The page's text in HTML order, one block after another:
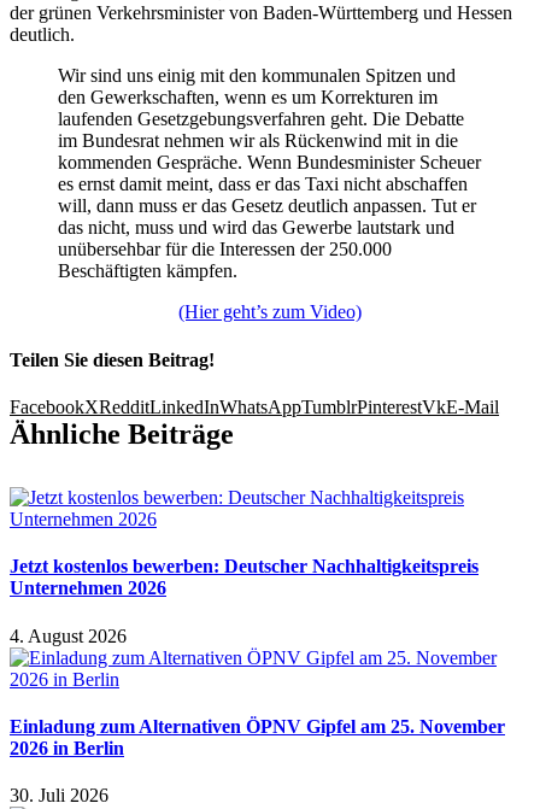
der grünen Verkehrsminister von Baden-Württemberg und Hessen
deutlich.
Wir sind uns einig mit den kommunalen Spitzen und
den Gewerkschaften, wenn es um Korrekturen im
laufenden Gesetzgebungsverfahren geht. Die Debatte
im Bundesrat nehmen wir als Rückenwind mit in die
kommenden Gespräche. Wenn Bundesminister Scheuer
es ernst damit meint, dass er das Taxi nicht abschaffen
will, dann muss er das Gesetz deutlich anpassen. Tut er
das nicht, muss und wird das Gewerbe lautstark und
unübersehbar für die Interessen der 250.000
Beschäftigten kämpfen.
(Hier geht’s zum Video)
Teilen Sie diesen Beitrag!
FacebookXRedditLinkedInWhatsAppTumblrPinterestVkE-Mail
Ähnliche Beiträge
Jetzt kostenlos bewerben: Deutscher Nachhaltigkeitspreis
Unternehmen 2026
4. August 2026
Einladung zum Alternativen ÖPNV Gipfel am 25. November
2026 in Berlin
30. Juli 2026